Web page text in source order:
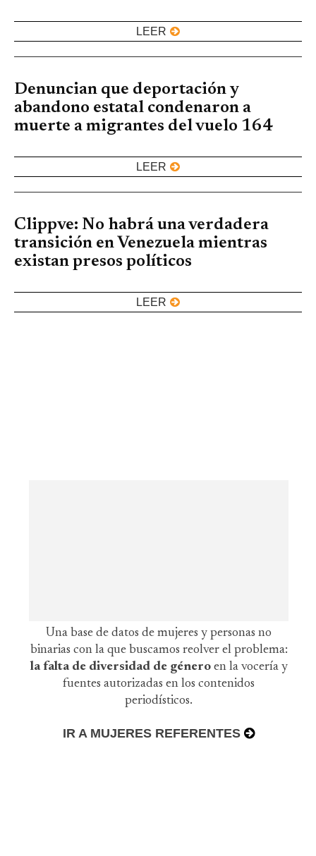
LEER
Denuncian que deportación y
abandono estatal condenaron a
muerte a migrantes del vuelo 164
LEER
Clippve: No habrá una verdadera
transición en Venezuela mientras
existan presos políticos
LEER
Una base de datos de mujeres y personas no
binarias con la que buscamos reolver el problema:
la falta de diversidad de género en la vocería y
fuentes autorizadas en los contenidos
periodísticos.
IR A MUJERES REFERENTES